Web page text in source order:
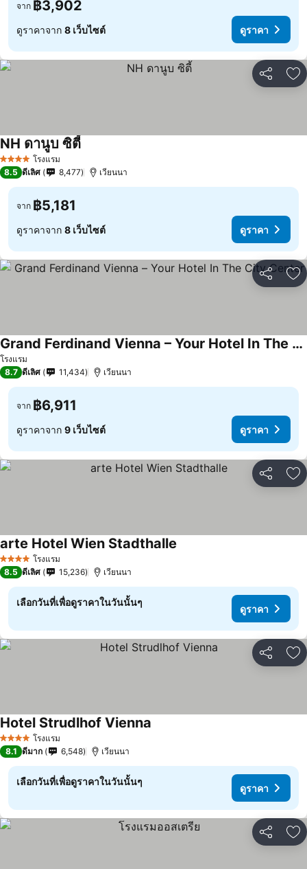
จาก ฿3,902
ดูราคาจาก 8 เว็บไซต์ ดูราคา
แชร์ เ
4 ดาว โรงแรม
NH ดานูบ ซิตี้ดูราคา
8.5 ดีเลิศ 8,477 เวียนนา
จาก ฿5,181
ดูราคาจาก 8 เว็บไซต์ ดูราคา
แชร์ เ
โรงแรม
Grand Ferdinand Vienna – Your Hotel In The City Center
ดูราคา
8.7 ดีเลิศ 11,434 เวียนนา
จาก ฿6,911
ดูราคาจาก 9 เว็บไซต์ ดูราคา
แชร์ เ
4 ดาว โรงแรม
arte Hotel Wien Stadthalle
8.5 ดีเลิศ 15,236 เวียนนา
เลือกวันที่เพื่อดูราคาในวันนั้นๆ
ดูราคา
แชร์ เ
4 ดาว โรงแรม
Hotel Strudlhof Vienna
8.1 ดีมาก 6,548 เวียนนา
เลือกวันที่เพื่อดูราคาในวันนั้นๆ
ดูราคา
แชร์ เ